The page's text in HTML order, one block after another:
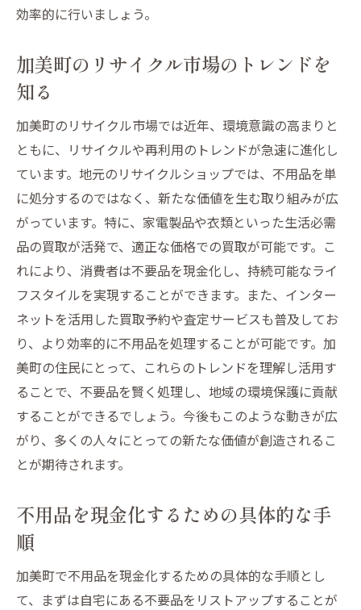
効率的に行いましょう。
加美町のリサイクル市場のトレンドを
知る
加美町のリサイクル市場では近年、環境意識の高まりと
ともに、リサイクルや再利用のトレンドが急速に進化し
ています。地元のリサイクルショップでは、不用品を単
に処分するのではなく、新たな価値を生む取り組みが広
がっています。特に、家電製品や衣類といった生活必需
品の買取が活発で、適正な価格での買取が可能です。こ
れにより、消費者は不要品を現金化し、持続可能なライ
フスタイルを実現することができます。また、インター
ネットを活用した買取予約や査定サービスも普及してお
り、より効率的に不用品を処理することが可能です。加
美町の住民にとって、これらのトレンドを理解し活用す
ることで、不要品を賢く処理し、地域の環境保護に貢献
することができるでしょう。今後もこのような動きが広
がり、多くの人々にとっての新たな価値が創造されるこ
とが期待されます。
不用品を現金化するための具体的な手
順
加美町で不用品を現金化するための具体的な手順とし
て、まずは自宅にある不要品をリストアップすることが